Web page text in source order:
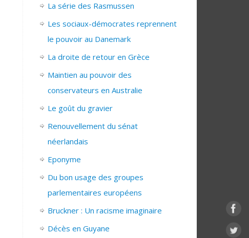
La série des Rasmussen
Les sociaux-démocrates reprennent
le pouvoir au Danemark
La droite de retour en Grèce
Maintien au pouvoir des
conservateurs en Australie
Le goût du gravier
Renouvellement du sénat
néerlandais
Eponyme
Du bon usage des groupes
parlementaires européens
Bruckner : Un racisme imaginaire
Décès en Guyane